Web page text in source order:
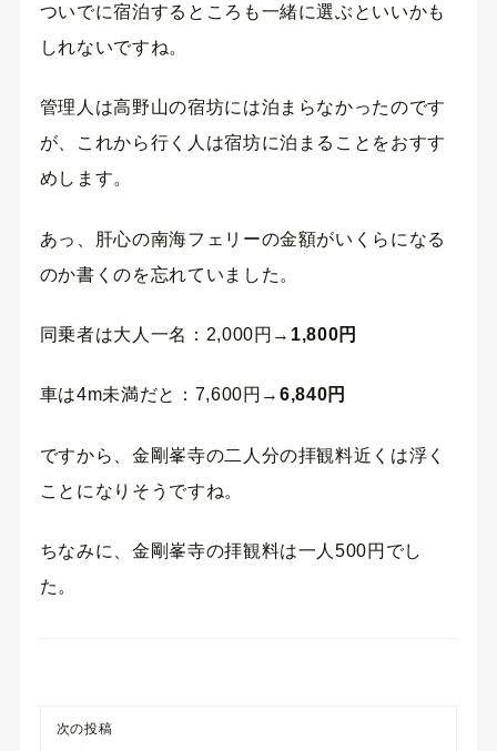
ついでに宿泊するところも一緒に選ぶといいかも
しれないですね。
管理人は高野山の宿坊には泊まらなかったのです
が、これから行く人は宿坊に泊まることをおすす
めします。
あっ、肝心の南海フェリーの金額がいくらになる
のか書くのを忘れていました。
同乗者は大人一名：2,000円→ 1,800円
車は4m未満だと：7,600円→6,840円
ですから、金剛峯寺の二人分の拝観料近くは浮く
ことになりそうですね。
ちなみに、金剛峯寺の拝観料は一人500円でし
た。
次の投稿